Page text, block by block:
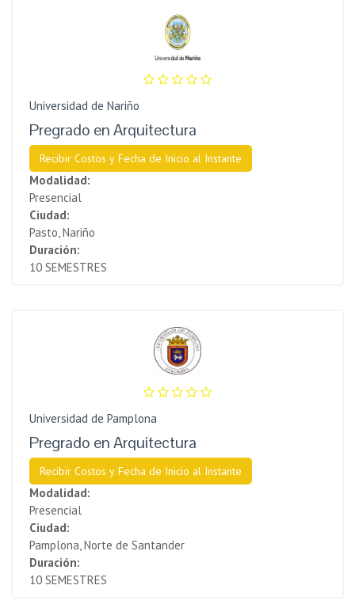
Universidad de Nariño
Pregrado en Arquitectura
Recibir Costos y Fecha de Inicio al Instante
Modalidad:
Presencial
Ciudad:
Pasto, Nariño
Duración:
10 SEMESTRES
Universidad de Pamplona
Pregrado en Arquitectura
Recibir Costos y Fecha de Inicio al Instante
Modalidad:
Presencial
Ciudad:
Pamplona, Norte de Santander
Duración:
10 SEMESTRES